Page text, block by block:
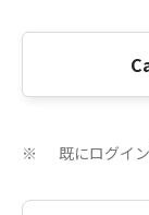
※ 既にログイ